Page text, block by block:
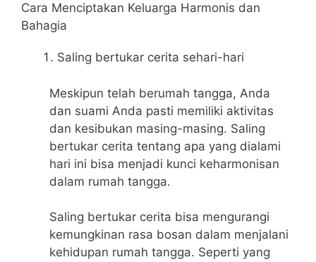
Cara Menciptakan Keluarga Harmonis dan
Bahagia
Saling bertukar cerita sehari-hari
Meskipun telah berumah tangga, Anda
dan suami Anda pasti memiliki aktivitas
dan kesibukan masing-masing. Saling
bertukar cerita tentang apa yang dialami
hari ini bisa menjadi kunci keharmonisan
dalam rumah tangga.
Saling bertukar cerita bisa mengurangi
kemungkinan rasa bosan dalam menjalani
kehidupan rumah tangga. Seperti yang